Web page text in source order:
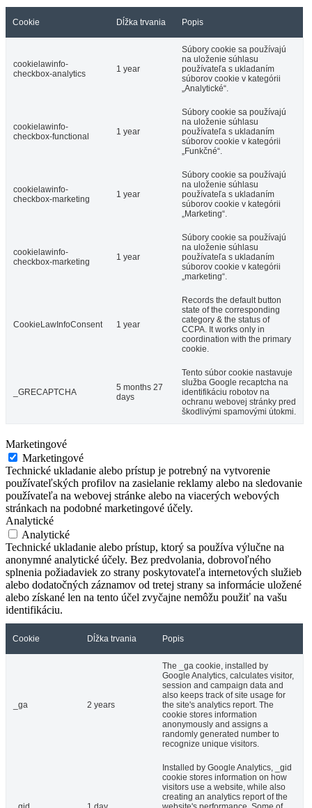
Cookie Dĺžka trvania Popis
cookielawinfo-
checkbox-analytics
1 year
Súbory cookie sa používajú
na uloženie súhlasu
používateľa s ukladaním
súborov cookie v kategórii
„Analytické“.
cookielawinfo-
checkbox-functional
1 year
Súbory cookie sa používajú
na uloženie súhlasu
používateľa s ukladaním
súborov cookie v kategórii
„Funkčné“.
cookielawinfo-
checkbox-marketing
1 year
Súbory cookie sa používajú
na uloženie súhlasu
používateľa s ukladaním
súborov cookie v kategórii
„Marketing“.
cookielawinfo-
checkbox-marketing
1 year
Súbory cookie sa používajú
na uloženie súhlasu
používateľa s ukladaním
súborov cookie v kategórii
„marketing“.
CookieLawInfoConsent 1 year
Records the default button
state of the corresponding
category & the status of
CCPA. It works only in
coordination with the primary
cookie.
_GRECAPTCHA
5 months 27
days
Tento súbor cookie nastavuje
služba Google recaptcha na
identifikáciu robotov na
ochranu webovej stránky pred
škodlivými spamovými útokmi.
Marketingové
Marketingové
Technické ukladanie alebo prístup je potrebný na vytvorenie
používateľských profilov na zasielanie reklamy alebo na sledovanie
používateľa na webovej stránke alebo na viacerých webových
stránkach na podobné marketingové účely.
Analytické
Analytické
Technické ukladanie alebo prístup, ktorý sa používa výlučne na
anonymné analytické účely. Bez predvolania, dobrovoľného
splnenia požiadaviek zo strany poskytovateľa internetových služieb
alebo dodatočných záznamov od tretej strany sa informácie uložené
alebo získané len na tento účel zvyčajne nemôžu použiť na vašu
identifikáciu.
Cookie Dĺžka trvania Popis
_ga 2 years
The _ga cookie, installed by
Google Analytics, calculates visitor,
session and campaign data and
also keeps track of site usage for
the site's analytics report. The
cookie stores information
anonymously and assigns a
randomly generated number to
recognize unique visitors.
Installed by Google Analytics, _gid
cookie stores information on how
visitors use a website, while also
creating an analytics report of the